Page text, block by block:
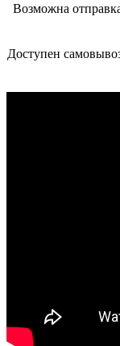
Возможна
Доступен